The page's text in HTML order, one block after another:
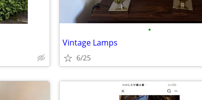
•
Vintage Lamps
6/25